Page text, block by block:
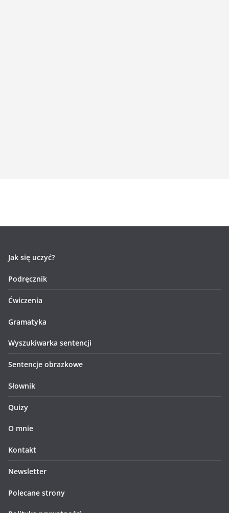
Jak się uczyć?
Podręcznik
Ćwiczenia
Gramatyka
Wyszukiwarka sentencji
Sentencje obrazkowe
Słownik
Quizy
O mnie
Kontakt
Newsletter
Polecane strony